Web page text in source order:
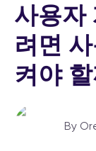
사용자
려면
켜야
By